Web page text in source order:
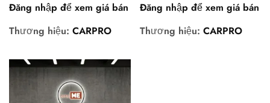
Đăng nhập để xem giá bán
Thương hiệu: CARPRO
Đăng nhập để xem giá bán
Thương hiệu: CARPRO